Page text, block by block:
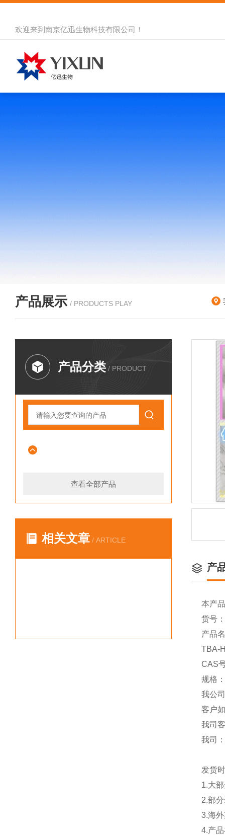
欢迎来到 南京亿迅生物科技有限公司 ！
产品展示 / PRODUCTS PLAY
产品分类 / PRODUCT
查看全部产品
相关文章 / ARTICLE
产
本产
货号
产品
TBA-
CAS
规格
我公
客户
我司
我司
发货
1.大
2.部
3.海
4.产